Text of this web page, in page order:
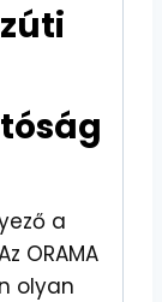
a
ORAMA
olyan